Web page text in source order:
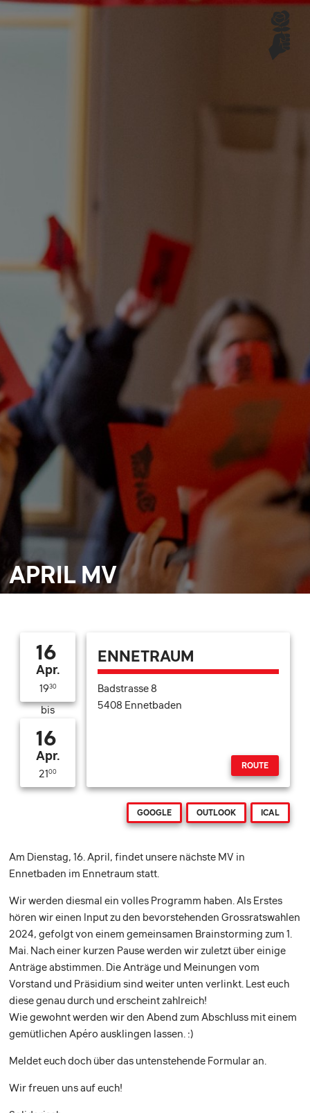
APRIL MV
Am Dienstag, 16. April, findet unsere nächste MV in
Ennetbaden im Ennetraum statt.
Wir werden diesmal ein volles Programm haben. Als Erstes
hören wir einen Input zu den bevorstehenden Grossratswahlen
2024, gefolgt von einem gemeinsamen Brainstorming zum 1.
Mai. Nach einer kurzen Pause werden wir zuletzt über einige
Anträge abstimmen. Die Anträge und Meinungen vom
Vorstand und Präsidium sind weiter unten verlinkt. Lest euch
diese genau durch und erscheint zahlreich!
Wie gewohnt werden wir den Abend zum Abschluss mit einem
gemütlichen Apéro ausklingen lassen. :)
Meldet euch doch über das untenstehende Formular an.
Wir freuen uns auf euch!
16
Apr.
1930
bis
16
Apr.
2100
ENNETRAUM
Badstrasse 8
5408 Ennetbaden
ROUTE
GOOGLE OUTLOOK ICAL